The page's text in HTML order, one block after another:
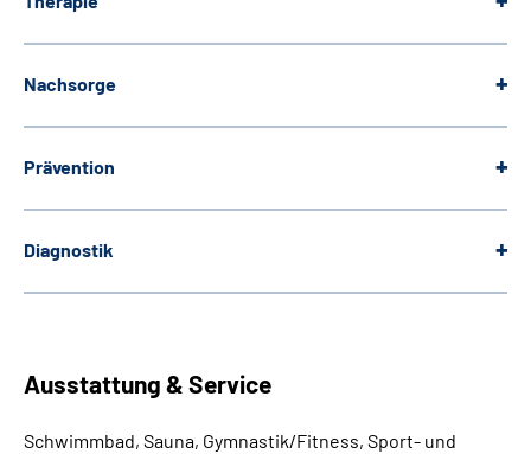
Nachsorge
Prävention
Diagnostik
Ausstattung & Service
Schwimmbad, Sauna, Gymnastik/Fitness, Sport- und